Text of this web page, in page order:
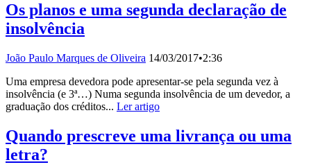
Os planos e uma segunda declaração de
insolvência
João Paulo Marques de Oliveira 14/03/2017•2:36
Uma empresa devedora pode apresentar-se pela segunda vez à
insolvência (e 3ª…) Numa segunda insolvência de um devedor, a
graduação dos créditos... Ler artigo
Quando prescreve uma livrança ou uma
letra?